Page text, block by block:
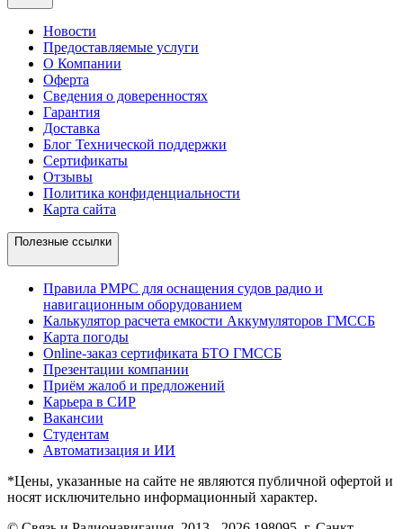
Новости
Предоставляемые услуги
О Компании
Оферта
Сведения о доверенностях
Гарантия
Доставка
Блог Технической поддержки
Сертификаты
Отзывы
Политика конфиденциальности
Карта сайта
Полезные ссылки
Правила РМРС для оснащения судов радио и
навигационным оборудованием
Калькулятор расчета емкости Аккумуляторов ГМССБ
Карта погоды
Online-заказ сертификата БТО ГМССБ
Презентации компании
Приём жалоб и предложений
Карьера в СИР
Вакансии
Студентам
Автоматизация и ИИ
*Цены, указанные на сайте не являются публичной офертой и
носят исключительно информационный характер.